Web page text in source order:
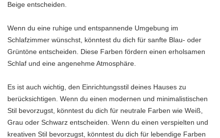
Beige entscheiden.
Wenn du eine ruhige und entspannende Umgebung im
Schlafzimmer wünschst, könntest du dich für sanfte Blau- oder
Grüntöne entscheiden. Diese Farben fördern einen erholsamen
Schlaf und eine angenehme Atmosphäre.
Es ist auch wichtig, den Einrichtungsstil deines Hauses zu
berücksichtigen. Wenn du einen modernen und minimalistischen
Stil bevorzugst, könntest du dich für neutrale Farben wie Weiß,
Grau oder Schwarz entscheiden. Wenn du einen verspielten und
kreativen Stil bevorzugst, könntest du dich für lebendige Farben